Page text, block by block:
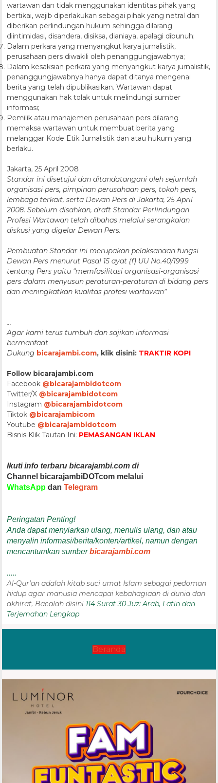
wartawan dan tidak menggunakan identitas pihak yang
bertikai, wajib diperlakukan sebagai pihak yang netral dan
diberikan perlindungan hukum sehingga dilarang
diintimidasi, disandera, disiksa, dianiaya, apalagi dibunuh;
Dalam perkara yang menyangkut karya jurnalistik,
perusahaan pers diwakili oleh penanggungjawabnya;
Dalam kesaksian perkara yang menyangkut karya jurnalistik,
penanggungjawabnya hanya dapat ditanya mengenai
berita yang telah dipublikasikan. Wartawan dapat
menggunakan hak tolak untuk melindungi sumber
informasi;
Pemilik atau manajemen perusahaan pers dilarang
memaksa wartawan untuk membuat berita yang
melanggar Kode Etik Jurnalistik dan atau hukum yang
berlaku.
Jakarta, 25 April 2008
Standar ini disetujui dan ditandatangani oleh sejumlah
organisasi pers, pimpinan perusahaan pers, tokoh pers,
lembaga terkait, serta Dewan Pers di Jakarta, 25 April
2008. Sebelum disahkan, draft Standar Perlindungan
Profesi Wartawan telah dibahas melalui serangkaian
diskusi yang digelar Dewan Pers.
Pembuatan Standar ini merupakan pelaksanaan fungsi
Dewan Pers menurut Pasal 15 ayat (f) UU No.40/1999
tentang Pers yaitu “memfasilitasi organisasi-organisasi
pers dalam menyusun peraturan-peraturan di bidang pers
dan meningkatkan kualitas profesi wartawan”
...
Agar kami terus tumbuh dan sajikan informasi
bermanfaat
Dukung bicarajambi.com, klik disini: TRAKTIR KOPI
Follow bicarajambi.com
Facebook @bicarajambidotcom
Twitter/X @bicarajambidotcom
Instagram @bicarajambidotcom
Tiktok @bicarajambicom
Youtube @bicarajambidotcom
Bisnis Klik Tautan Ini: PEMASANGAN IKLAN
Ikuti info terbaru bicarajambi.com di
Channel bicarajambiDOTcom melalui
WhatsApp danTelegram
Peringatan Penting!
Anda dapat menyiarkan ulang, menulis ulang, dan atau
menyalin informasi/berita/konten/artikel, namun dengan
mencantumkan sumberbicarajambi.com
.....
Al-Qur'an adalah kitab suci umat Islam sebagai pedoman
hidup agar manusia mencapai kebahagiaan di dunia dan
akhirat, Bacalah disini 114 Surat 30 Juz: Arab, Latin dan
Terjemahan Lengkap
Beranda